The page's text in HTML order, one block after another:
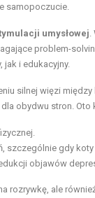
samopoczucie.
umysłowej.
problem-
jak i edukacyjny.
silnej więzi
obydwu stron.
szczególnie gdy
objawów
rozrywkę, ale